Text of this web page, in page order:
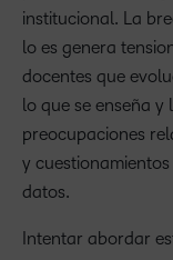
institucional. La
lo es genera
docentes que
lo que se enseña
preocupaciones
y
datos.
Intentar abordar